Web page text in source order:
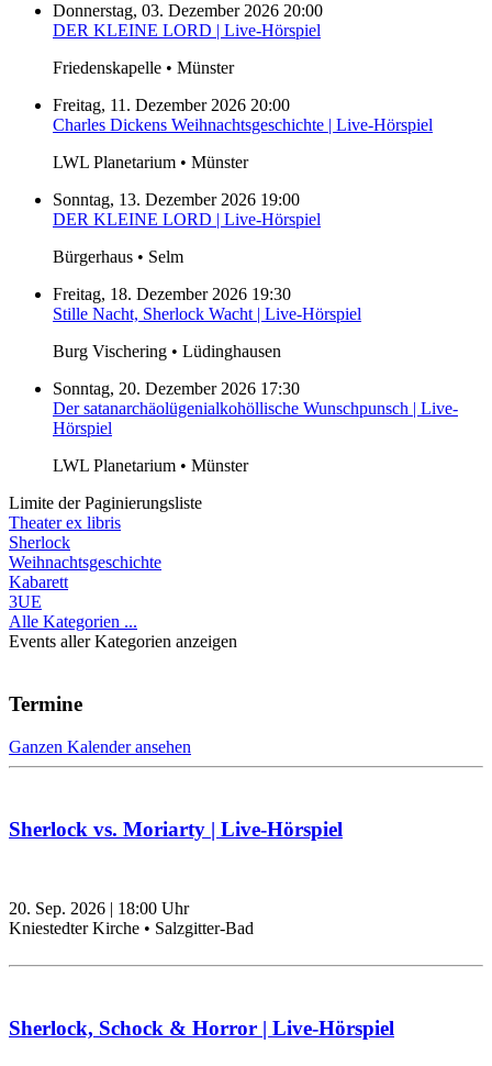
Donnerstag, 03. Dezember 2026 20:00
DER KLEINE LORD | Live-Hörspiel
Friedenskapelle • Münster
Freitag, 11. Dezember 2026 20:00
Charles Dickens Weihnachtsgeschichte | Live-Hörspiel
LWL Planetarium • Münster
Sonntag, 13. Dezember 2026 19:00
DER KLEINE LORD | Live-Hörspiel
Bürgerhaus • Selm
Freitag, 18. Dezember 2026 19:30
Stille Nacht, Sherlock Wacht | Live-Hörspiel
Burg Vischering • Lüdinghausen
Sonntag, 20. Dezember 2026 17:30
Der satanarchäolügenialkohöllische Wunschpunsch | Live-
Hörspiel
LWL Planetarium • Münster
Limite der Paginierungsliste
Theater ex libris
Sherlock
Weihnachtsgeschichte
Kabarett
3UE
Alle Kategorien ...
Events aller Kategorien anzeigen
Termine
Ganzen Kalender ansehen
Sherlock vs. Moriarty | Live-Hörspiel
20. Sep. 2026 | 18:00 Uhr
Kniestedter Kirche • Salzgitter-Bad
Sherlock, Schock & Horror | Live-Hörspiel